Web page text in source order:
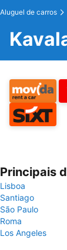
Aluguel de carros
Principais
Lisboa
Santiago
São Paulo
Roma
Los Angeles